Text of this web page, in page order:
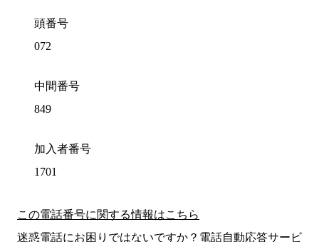
頭番号
072
中間番号
849
加入者番号
1701
この電話番号に関する情報はこちら
迷惑電話にお困りではないですか？電話自動応答サービ